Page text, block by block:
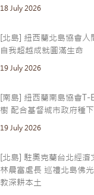
18 July 2026
[北島] 紐西蘭北島協會人
自我超越成就圓滿生命
19 July 2026
[南島] 紐西蘭南島協會T-
樹 配合基督城市政府種
19 July 2026
[北島] 駐奧克蘭台北經濟
林晨富處長 巡禮北島佛
教深耕本土